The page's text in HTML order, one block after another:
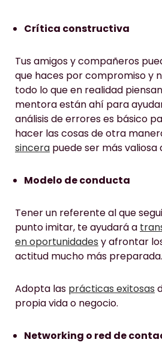
Crítica constructiva
Tus amigos y compañeros
que haces por compromiso y
todo lo que en realidad
mentora están ahí para
análisis de errores es básico
hacer las cosas de otra
sincera puede ser más valiosa
Modelo de conducta
Tener un referente al que
punto imitar, te ayudará a
en oportunidades y afrontar
actitud mucho más preparada.
Adopta las prácticas exitosas
propia vida o negocio.
Networking o red de